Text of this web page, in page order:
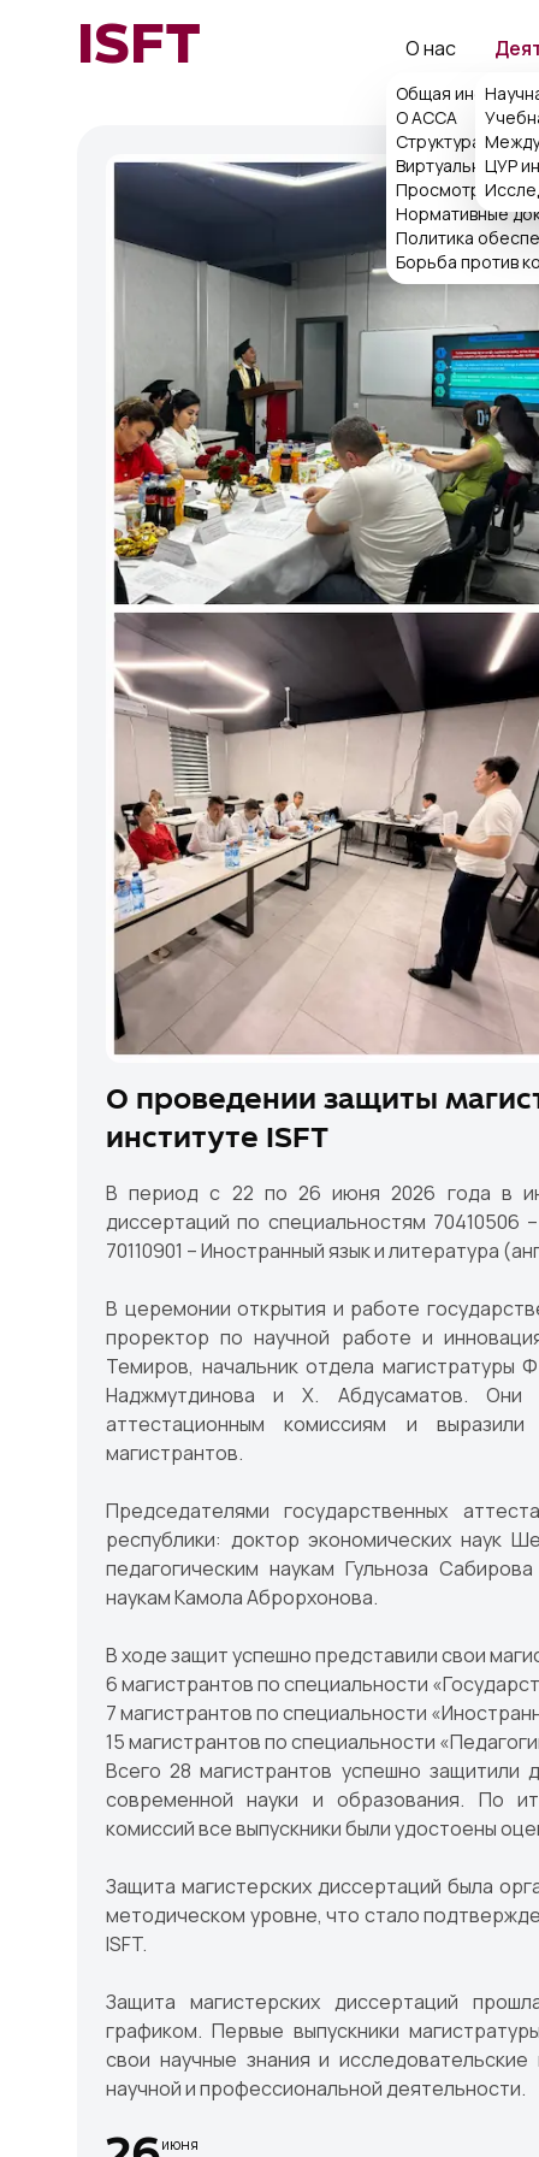
ISFT О нас
Общая
О ACCA
Структура
Виртуальная
Просмотр
Нормативные
Политика
Борьба против
ЦУР
О проведении защиты
институте ISFT
В период с 22 по 26 июня 2026 года в
диссертаций по специальностям 70410506
70110901 – Иностранный язык и литература
В церемонии открытия и работе
проректор по научной работе и
Темиров, начальник отдела
Наджмутдинова и Х. Абдусаматов. Они
аттестационным комиссиям и
магистрантов.
Председателями государственных
республики: доктор экономических наук
педагогическим наукам Гульноза
наукам Камола Аброрхонова.
В ходе защит успешно представили свои
6 магистрантов по специальности
7 магистрантов по специальности
15 магистрантов по специальности
Всего 28 магистрантов успешно защитили
современной науки и образования. По
комиссий все выпускники были удостоены
Защита магистерских диссертаций была
методическом уровне, что стало
ISFT.
Защита магистерских диссертаций
графиком. Первые выпускники
свои научные знания и
научной и профессиональной деятельности.
июня